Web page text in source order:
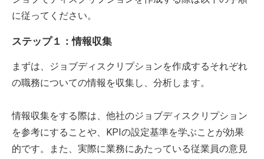
に従ってください。
ステップ１：情報収集
まずは、ジョブディスクリプションを作成するそれぞれ
の職務についての情報を収集し、分析します。
情報収集をする際は、他社のジョブディスクリプション
を参考にすることや、KPIの設定基準を学ぶことが効果
的です。また、実際に業務にあたっている従業員の意見